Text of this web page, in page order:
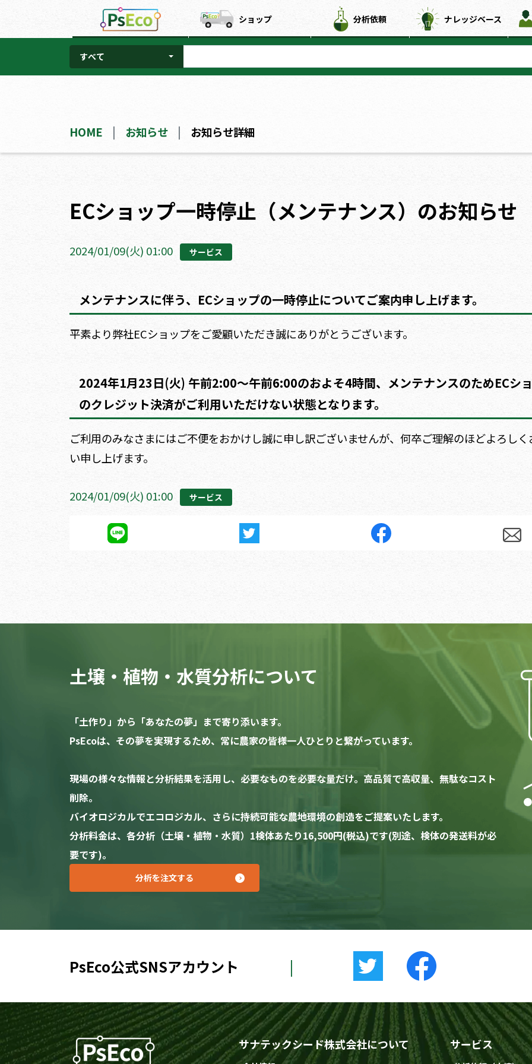
ショップ 分析依頼 ナレッジベース
すべて
HOME お知らせ お知らせ詳細
ECショップ一時停止（メンテナンス）のお知らせ
2024/01/09(火) 01:00 サービス
メンテナンスに伴う、ECショップの一時停止についてご案内申し上げます。
平素より弊社ECショップをご愛顧いただき誠にありがとうございます。
2024年1月23日(火) 午前2:00～午前6:00のおよそ4時間、メンテナンスのためECシ
のクレジット決済がご利用いただけない状態となります。
ご利用のみなさまにはご不便をおかけし誠に申し訳ございませんが、何卒ご理解のほどよろしく
い申し上げます。
2024/01/09(火) 01:00 サービス
土壌・植物・水質分析について
「土作り」から「あなたの夢」まで寄り添います。
PsEcoは、その夢を実現するため、常に農家の皆様一人ひとりと繋がっています。
現場の様々な情報と分析結果を活用し、必要なものを必要な量だけ。高品質で高収量、無駄なコスト
削除。
バイオロジカルでエコロジカル、さらに持続可能な農地環境の創造をご提案いたします。
分析料金は、各分析（土壌・植物・水質）1検体あたり16,500円(税込)です(別途、検体の発送料が必
要です)。
分析を注文する
PsEco公式SNSアカウント |
サナテックシード株式会社について サービス